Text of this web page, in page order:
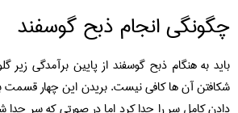
چگونگی انجام ذبح گوسفند
باید به هنگام ذبح گوسفند از پایین برآمدگى
شکافتن آن ها کافی نیست. بریدن این چهار قسمت